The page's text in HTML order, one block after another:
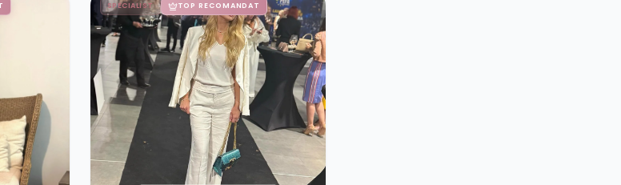
SPECIALIST TOP RECOMANDAT